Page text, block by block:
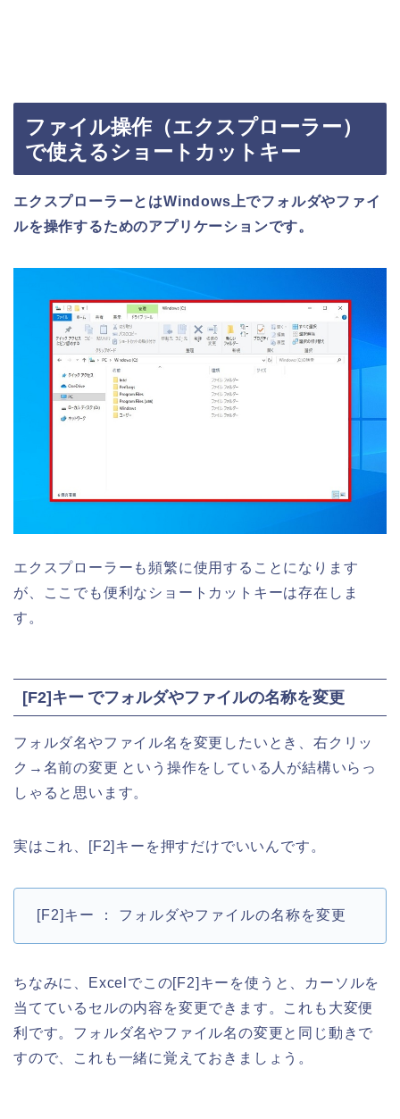
ファイル操作（エクスプローラー）
で使えるショートカットキー
エクスプローラーとはWindows上でフォルダやファイ
ルを操作するためのアプリケーションです。
エクスプローラーも頻繁に使用することになります
が、ここでも便利なショートカットキーは存在しま
す。
[F2]キー でフォルダやファイルの名称を変更
フォルダ名やファイル名を変更したいとき、右クリッ
ク→名前の変更 という操作をしている人が結構いらっ
しゃると思います。
実はこれ、[F2]キーを押すだけでいいんです。
[F2]キー ： フォルダやファイルの名称を変更
ちなみに、Excelでこの[F2]キーを使うと、カーソルを
当てているセルの内容を変更できます。これも大変便
利です。フォルダ名やファイル名の変更と同じ動きで
すので、これも一緒に覚えておきましょう。